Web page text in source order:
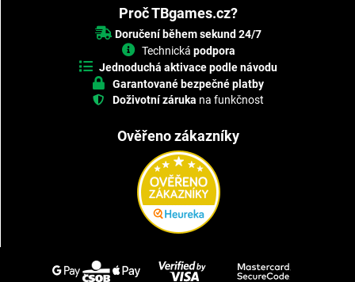
Proč TBgames.cz?
Doručení během sekund 24/7
Technická podpora
Jednoduchá aktivace podle návodu
Garantované bezpečné platby
Doživotní záruka na funkčnost
Ověřeno zákazníky